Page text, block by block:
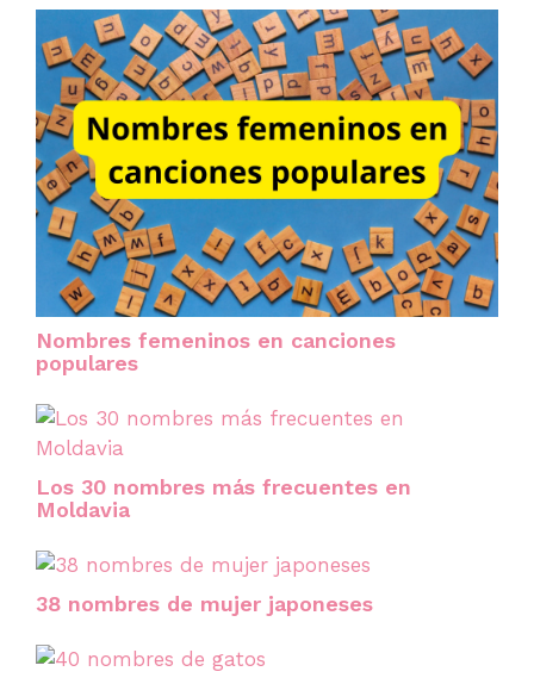
Nombres femeninos en canciones
populares
Los 30 nombres más frecuentes en
Moldavia
38 nombres de mujer japoneses